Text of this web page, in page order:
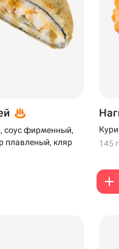
соус фирменный,
плавленый, кляр
145 г